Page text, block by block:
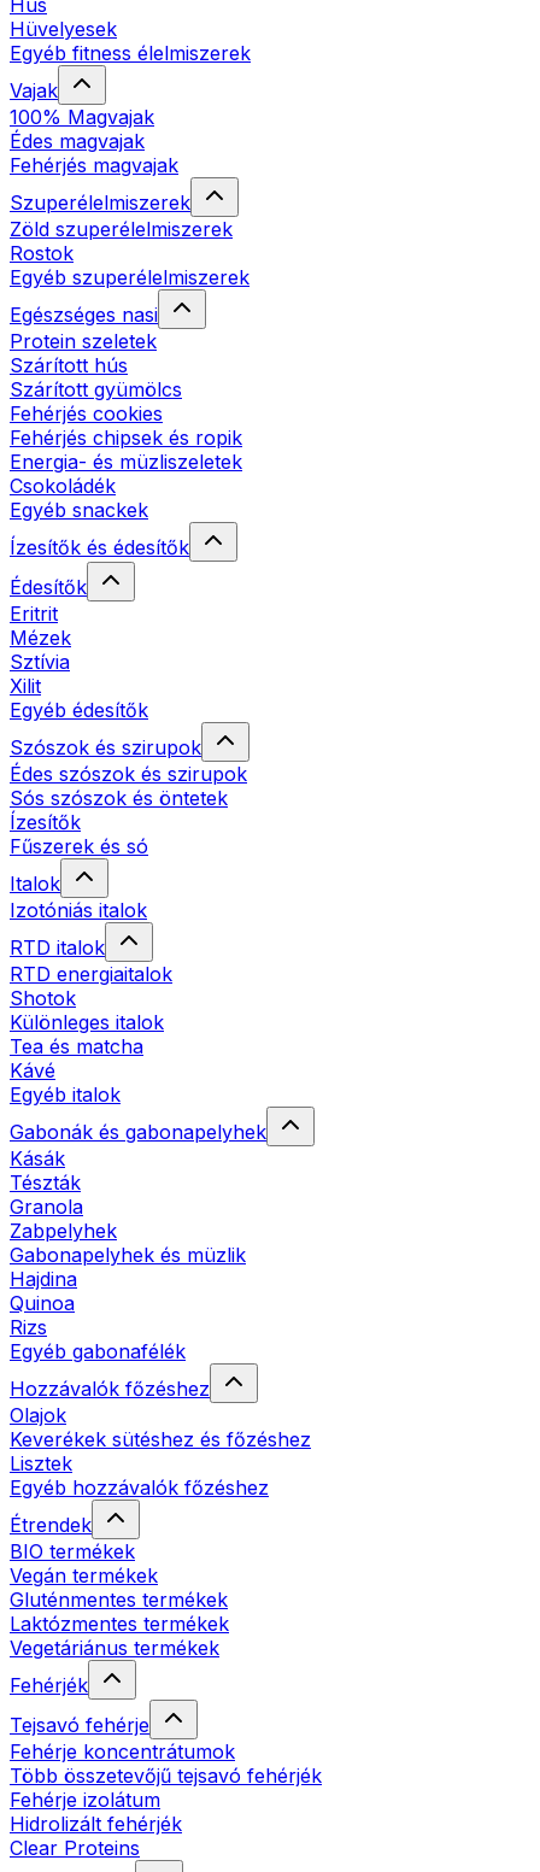
Hús
Hüvelyesek
Egyéb fitness élelmiszerek
Vajak
100% Magvajak
Édes magvajak
Fehérjés magvajak
Szuperélelmiszerek
Zöld szuperélelmiszerek
Rostok
Egyéb szuperélelmiszerek
Egészséges nasi
Protein szeletek
Szárított hús
Szárított gyümölcs
Fehérjés cookies
Fehérjés chipsek és ropik
Energia- és müzliszeletek
Csokoládék
Egyéb snackek
Ízesítők és édesítők
Édesítők
Eritrit
Mézek
Sztívia
Xilit
Egyéb édesítők
Szószok és szirupok
Édes szószok és szirupok
Sós szószok és öntetek
Ízesítők
Fűszerek és só
Italok
Izotóniás italok
RTD italok
RTD energiaitalok
Shotok
Különleges italok
Tea és matcha
Kávé
Egyéb italok
Gabonák és gabonapelyhek
Kásák
Tészták
Granola
Zabpelyhek
Gabonapelyhek és müzlik
Hajdina
Quinoa
Rizs
Egyéb gabonafélék
Hozzávalók főzéshez
Olajok
Keverékek sütéshez és főzéshez
Lisztek
Egyéb hozzávalók főzéshez
Étrendek
BIO termékek
Vegán termékek
Gluténmentes termékek
Laktózmentes termékek
Vegetáriánus termékek
Fehérjék
Tejsavó fehérje
Fehérje koncentrátumok
Több összetevőjű tejsavó fehérjék
Fehérje izolátum
Hidrolizált fehérjék
Clear Proteins